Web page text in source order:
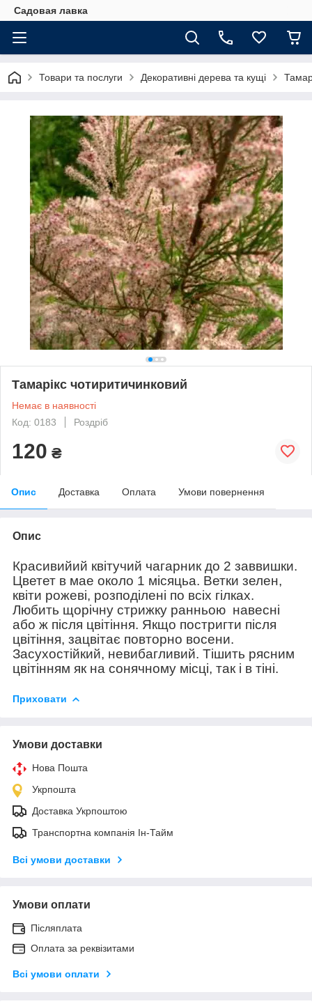
Садовая лавка
Товари та послуги Декоративні дерева та кущі
Тамарікс чотиритичинковий
Немає в наявності
Код: 0183
Роздріб
120 ₴
Опис Доставка Оплата Умови повернення
Опис
Красивийий квітучий чагарник до 2 заввишки.
Цветет в мае около 1 місяцьа. Ветки зелен,
квіти рожеві, розподілені по всіх гілках.
Любить щорічну стрижку ранньою навесні
або ж після цвітіння. Якщо постригти після
цвітіння, зацвітає повторно восени.
Засухостійкий, невибагливий. Тішить рясним
цвітінням як на сонячному місці, так і в тіні.
Приховати
Умови доставки
Нова Пошта
Укрпошта
Доставка Укрпоштою
Транспортна компанія Ін-Тайм
Всі умови доставки
Умови оплати
Післяплата
Оплата за реквізитами
Всі умови оплати